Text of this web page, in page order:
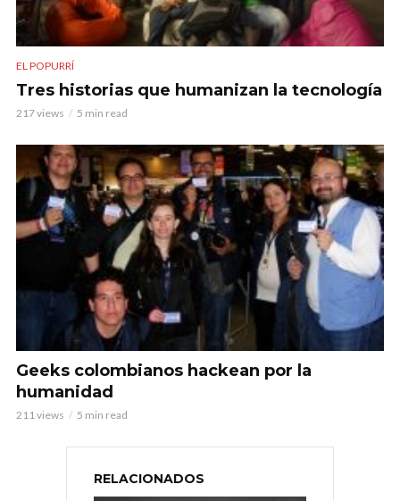
EL POPURRÍ
Tres historias que humanizan la tecnología
217 views 5 min read
Geeks colombianos hackean por la
humanidad
211 views 5 min read
RELACIONADOS